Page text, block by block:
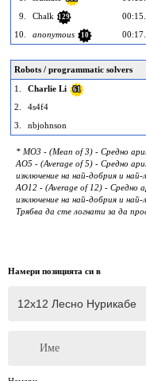
9.
Chalk 129
10.
anonymous 10
Robots / programmatic solvers
1.
Charlie Li 61
2.
4s4f4
3.
nbjohnson
* MO3 - (Mean of 3) - Средно
AO5 - (Average of 5) - Средно
изключение на най-добрия и най-
AO12 - (Average of 12) - Средно
изключение на най-добрия и най-
Трябва да сте логнати за да
Намери позицията си в
Име